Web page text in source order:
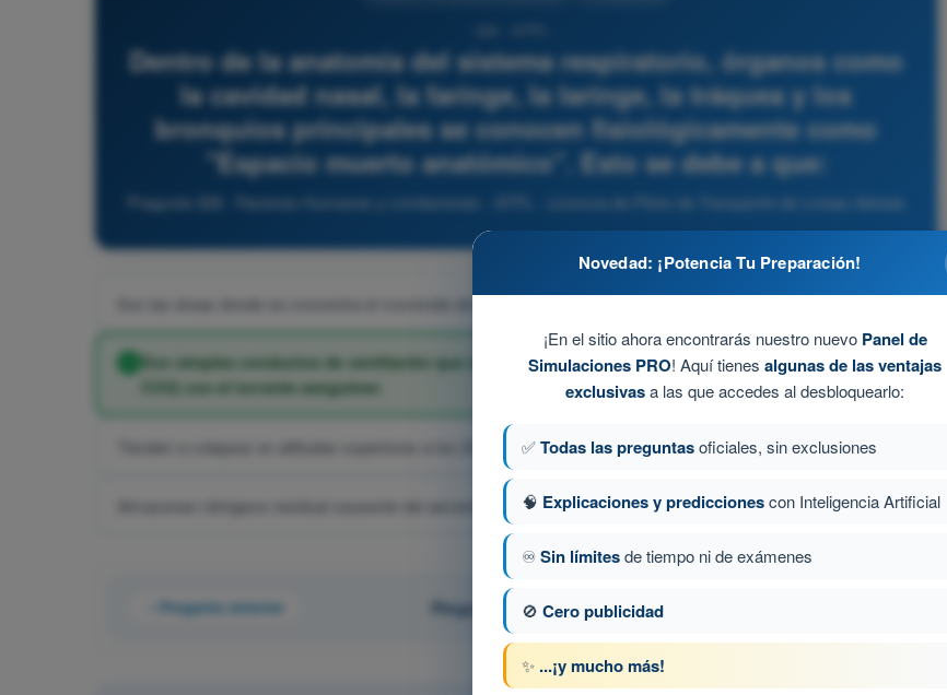
Dentro de la anatomía del sistema respiratorio, órganos como
la cavidad nasal, la faringe, la laringe, la tráquea y los
bronquios principales se conocen fisiológicamente como
"Espacio muerto anatómico". Esto se debe a que:
Pregunta 328 - Factores Humanos y Limitaciones - ATPL - Licencia de Piloto de Transporte de Líneas Aéreas
Son las áreas donde se concentra el monóxido de carbono
Son simples conductos de ventilación que no participan en absoluto en el intercambio de gases (O2 y
CO2) con el torrente sanguíneo
Tienden a colapsar en altitudes superiores a los 20.000 pies
Almacenan nitrógeno residual causante del aeroembolismo
Pregunta anterior Pregunta 208 de 390
Novedad: ¡Potencia Tu Preparación!
¡En el sitio ahora encontrarás nuestro nuevo Panel de
Simulaciones PRO! Aquí tienes algunas de las ventajas
exclusivasa las que accedes al desbloquearlo:
✅Todas las preguntasoficiales, sin exclusiones
🧠 Explicaciones y prediccionescon Inteligencia Artificial
♾️Sin límitesde tiempo ni de exámenes
🚫 Cero publicidad
✨ ...¡y mucho más!